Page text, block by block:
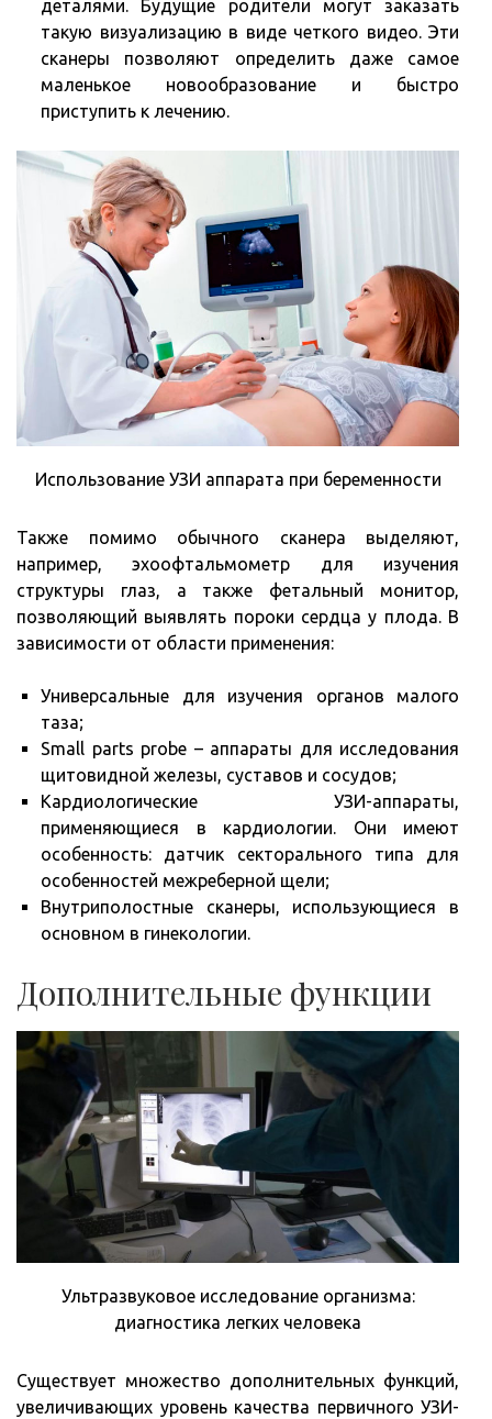
деталями. Будущие родители могут заказать
такую визуализацию в виде четкого видео. Эти
сканеры позволяют определить даже самое
маленькое новообразование и быстро
приступить к лечению.
Использование УЗИ аппарата при беременности
Также помимо обычного сканера выделяют,
например, эхоофтальмометр для изучения
структуры глаз, а также фетальный монитор,
позволяющий выявлять пороки сердца у плода. В
зависимости от области применения:
Универсальные для изучения органов малого
таза;
Small parts probe – аппараты для исследования
щитовидной железы, суставов и сосудов;
Кардиологические УЗИ-аппараты,
применяющиеся в кардиологии. Они имеют
особенность: датчик секторального типа для
особенностей межреберной щели;
Внутриполостные сканеры, использующиеся в
основном в гинекологии.
Дополнительные функции
Ультразвуковое исследование организма:
диагностика легких человека
Существует множество дополнительных функций,
увеличивающих уровень качества первичного УЗИ-